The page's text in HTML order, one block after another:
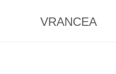
VRANCEA